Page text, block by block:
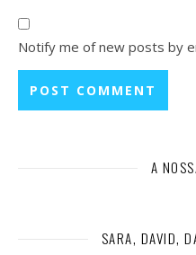
Notify me of new posts by
A
SARA, DAVID,